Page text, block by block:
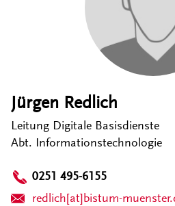
Jürgen Redlich
Leitung Digitale Basisdienste
Abt. Informationstechnologie
0251 495-6155
redlich[at]bistum-